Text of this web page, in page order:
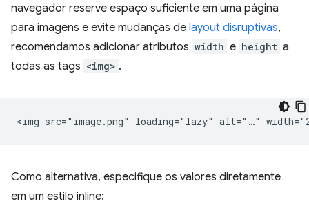
navegador reserve espaço suficiente em uma página
para imagens e evite mudanças de layout disruptivas,
recomendamos adicionar atributos width e height a
todas as tags <img> .
Como alternativa, especifique os valores diretamente
em um estilo inline: